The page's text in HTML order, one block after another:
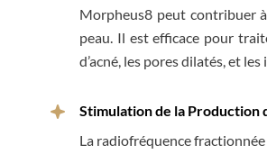
Morpheus8 peut contribuer
peau. Il est efficace pour
d’acné, les pores dilatés, et
Stimulation de la Production
La radiofréquence